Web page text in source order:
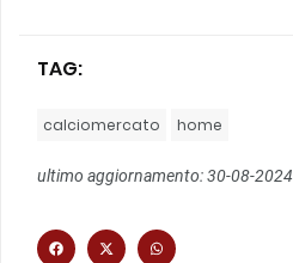
TAG:
calciomercato home
ultimo aggiornamento: 30-08-2024